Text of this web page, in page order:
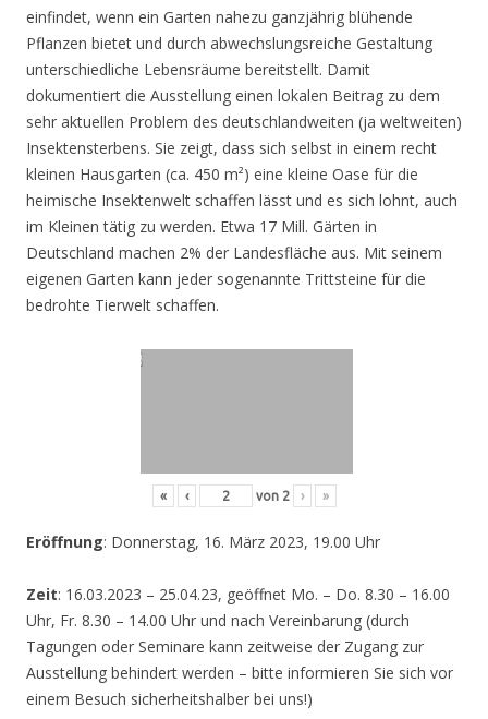
einfindet, wenn ein Garten nahezu ganzjährig blühende
Pflanzen bietet und durch abwechslungsreiche Gestaltung
unterschiedliche Lebensräume bereitstellt. Damit
dokumentiert die Ausstellung einen lokalen Beitrag zu dem
sehr aktuellen Problem des deutschlandweiten (ja weltweiten)
Insektensterbens. Sie zeigt, dass sich selbst in einem recht
kleinen Hausgarten (ca. 450 m²) eine kleine Oase für die
heimische Insektenwelt schaffen lässt und es sich lohnt, auch
im Kleinen tätig zu werden. Etwa 17 Mill. Gärten in
Deutschland machen 2% der Landesfläche aus. Mit seinem
eigenen Garten kann jeder sogenannte Trittsteine für die
bedrohte Tierwelt schaffen.
« ‹ von 2 › »
Eröffnung: Donnerstag, 16. März 2023, 19.00 Uhr
Zeit: 16.03.2023 – 25.04.23, geöffnet Mo. – Do. 8.30 – 16.00
Uhr, Fr. 8.30 – 14.00 Uhr und nach Vereinbarung (durch
Tagungen oder Seminare kann zeitweise der Zugang zur
Ausstellung behindert werden – bitte informieren Sie sich vor
einem Besuch sicherheitshalber bei uns!)